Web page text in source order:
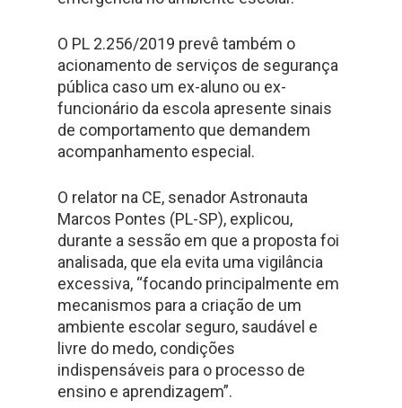
O PL 2.256/2019 prevê também o
acionamento de serviços de segurança
pública caso um ex-aluno ou ex-
funcionário da escola apresente sinais
de comportamento que demandem
acompanhamento especial.
O relator na CE, senador Astronauta
Marcos Pontes (PL-SP), explicou,
durante a sessão em que a proposta foi
analisada, que ela evita uma vigilância
excessiva, “focando principalmente em
mecanismos para a criação de um
ambiente escolar seguro, saudável e
livre do medo, condições
indispensáveis para o processo de
ensino e aprendizagem”.